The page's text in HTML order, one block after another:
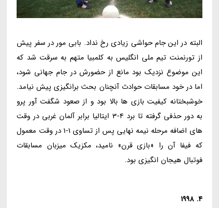
البته در این جام حواشی زیادی رخ نداد. بابی مور در سفر پیش
از تورنمنت تیم ملی انگلیس به کلمبیا متهم به سرقت شد که
این موضوع نزدیک بود مانع از حضورش در جام جهانی شود،
اما در خود مسابقات حوادث آنچنان بحث برانگیزی پیش نیامد.
خوشبختانه کیفیت بازی ها بالا بود و از صعود شگفت آور پرو
به دور حذفی گرفته تا برد 4-3 ایتالیا برابر آلمان غربی در وقت
های اضافه مرحله نیمه نهایی پس از تساوی 1-1 در وقت معمول
که فیفا آن را «بازی قرن» نامید، مکزیک میزبان مسابقات
فوتبال هیجان انگیزی بود.
4. 1998